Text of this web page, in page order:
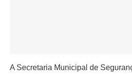
A Secretaria Municipal de